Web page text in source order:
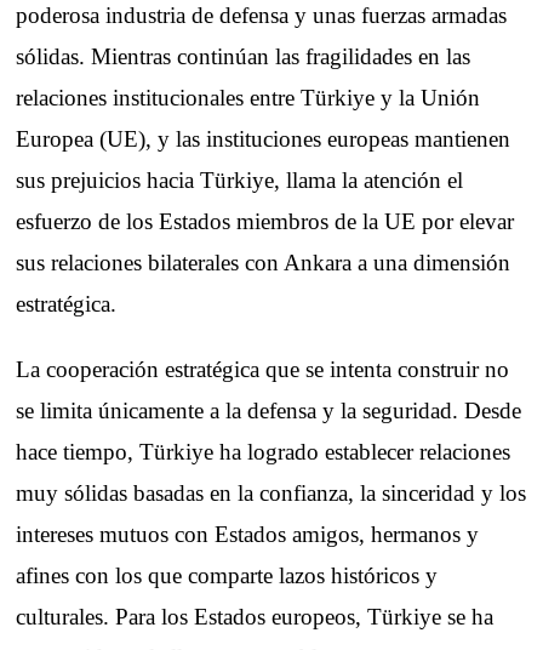
poderosa industria de defensa y unas fuerzas armadas
sólidas. Mientras continúan las fragilidades en las
relaciones institucionales entre Türkiye y la Unión
Europea (UE), y las instituciones europeas mantienen
sus prejuicios hacia Türkiye, llama la atención el
esfuerzo de los Estados miembros de la UE por elevar
sus relaciones bilaterales con Ankara a una dimensión
estratégica.
La cooperación estratégica que se intenta construir no
se limita únicamente a la defensa y la seguridad. Desde
hace tiempo, Türkiye ha logrado establecer relaciones
muy sólidas basadas en la confianza, la sinceridad y los
intereses mutuos con Estados amigos, hermanos y
afines con los que comparte lazos históricos y
culturales. Para los Estados europeos, Türkiye se ha